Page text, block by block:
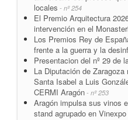
locales - nº 254
El Premio Arquitectura
intervención en el
Los Premios Rey de
frente a la guerra y la
Presentacion del nº 29 de
La Diputación de
Santa Isabel a Luis
CERMI Aragón - nº 253
Aragón impulsa sus vinos
stand agrupado en